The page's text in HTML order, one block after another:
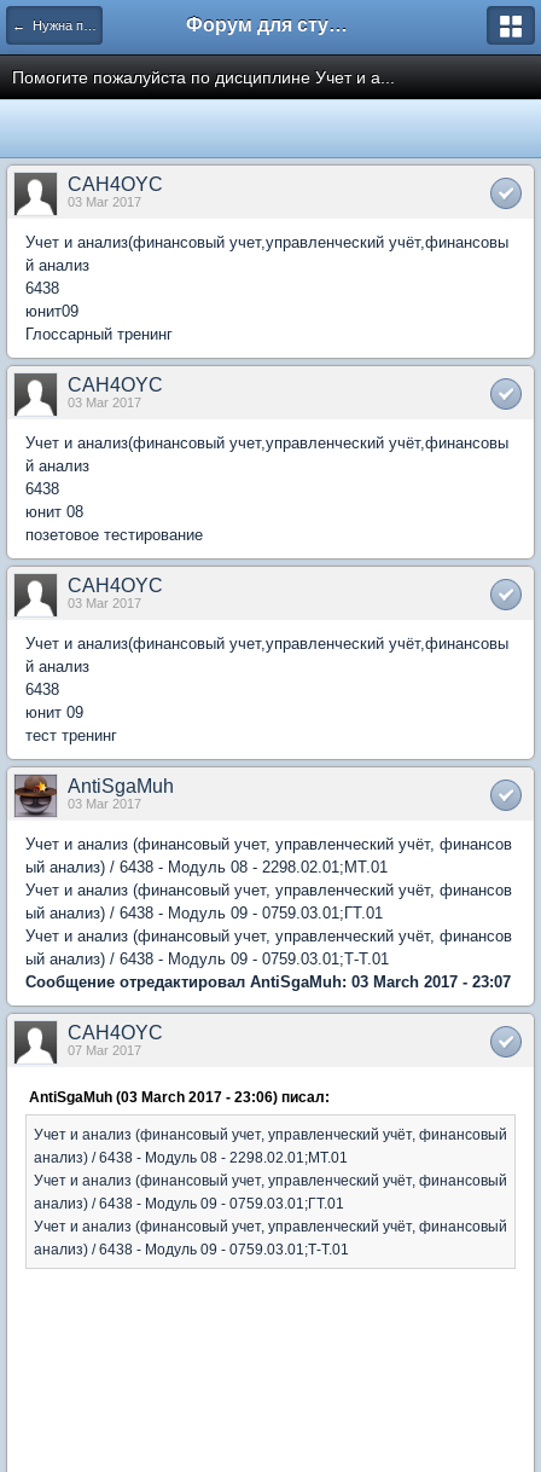
← Нужна помощь Форум для студента СГА
Помогите пожалуйста по дисциплине Учет и а...
CAH4OYC
03 Mar 2017
Учет и анализ(финансовый учет,управленческий учёт,финансовы
й анализ
6438
юнит09
Глоссарный тренинг
CAH4OYC
03 Mar 2017
Учет и анализ(финансовый учет,управленческий учёт,финансовы
й анализ
6438
юнит 08
позетовое тестирование
CAH4OYC
03 Mar 2017
Учет и анализ(финансовый учет,управленческий учёт,финансовы
й анализ
6438
юнит 09
тест тренинг
AntiSgaMuh
03 Mar 2017
Учет и анализ (финансовый учет, управленческий учёт, финансов
ый анализ) / 6438 - Модуль 08 - 2298.02.01;МТ.01
Учет и анализ (финансовый учет, управленческий учёт, финансов
ый анализ) / 6438 - Модуль 09 - 0759.03.01;ГТ.01
Учет и анализ (финансовый учет, управленческий учёт, финансов
ый анализ) / 6438 - Модуль 09 - 0759.03.01;Т-Т.01
Сообщение отредактировал AntiSgaMuh: 03 March 2017 - 23:07
CAH4OYC
07 Mar 2017
AntiSgaMuh (03 March 2017 - 23:06) писал:
Учет и анализ (финансовый учет, управленческий учёт, финансовый
анализ) / 6438 - Модуль 08 - 2298.02.01;МТ.01
Учет и анализ (финансовый учет, управленческий учёт, финансовый
анализ) / 6438 - Модуль 09 - 0759.03.01;ГТ.01
Учет и анализ (финансовый учет, управленческий учёт, финансовый
анализ) / 6438 - Модуль 09 - 0759.03.01;Т-Т.01